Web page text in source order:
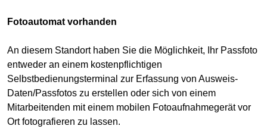
Fotoautomat vorhanden
An diesem Standort haben Sie die Möglichkeit, Ihr Passfoto
entweder an einem kostenpflichtigen
Selbstbedienungsterminal zur Erfassung von Ausweis-
Daten/Passfotos zu erstellen oder sich von einem
Mitarbeitenden mit einem mobilen Fotoaufnahmegerät vor
Ort fotografieren zu lassen.